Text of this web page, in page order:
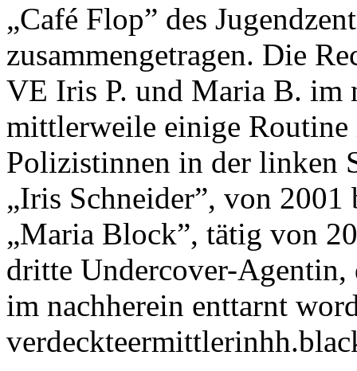
„Café Flop” des
zusammengetragen. Die
VE Iris P. und Maria B. im
mittlerweile einige
Polizistinnen in der linken
„Iris Schneider”, von
„Maria Block”, tätig von
dritte Undercover-
im nachherein enttarnt